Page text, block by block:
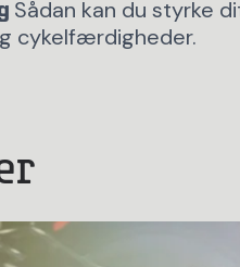
Sådan kan du styrke
cykelfærdigheder.